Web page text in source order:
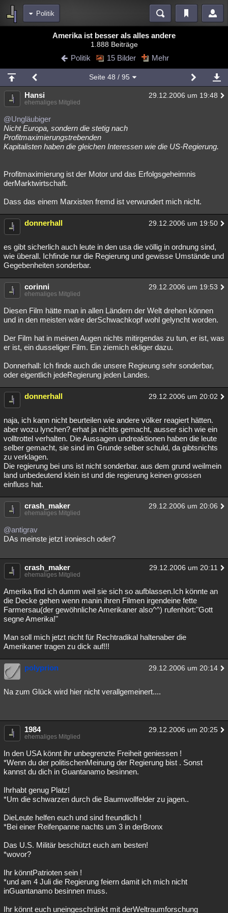
Politik
Blogs Videos
Chat Wiki Neuigkeiten
meine Rubriken
Menschen Mystery Kriminalfälle
Spiritualität
Natur Umfragen Unterhaltung
weitere Rubriken
Astronomie Helpdesk
Übersichten
Lesenswert Schlüsselwörter
Amerika ist besser als alles andere
1.888 Beiträge
Politik 15 Bilder Mehr
Seite 48 / 95
Hansi 29.12.2006 um 19:48
ehemaliges Mitglied
@Ungläubiger
Nicht Europa, sondern die stetig nach
Profitmaximierungstrebenden
Kapitalisten haben die gleichen Interessen wie die US-Regierung.
Profitmaximierung ist der Motor und das Erfolgsgeheimnis
derMarktwirtschaft.
Dass das einem Marxisten fremd ist verwundert mich nicht.
donnerhall 29.12.2006 um 19:50
es gibt sicherlich auch leute in den usa die völlig in ordnung sind,
wie überall. Ichfinde nur die Regierung und gewisse Umstände und
Gegebenheiten sonderbar.
corinni 29.12.2006 um 19:53
ehemaliges Mitglied
Diesen Film hätte man in allen Ländern der Welt drehen können
und in den meisten wäre derSchwachkopf wohl gelyncht worden.
Der Film hat in meinen Augen nichts mitirgendas zu tun, er ist, was
er ist, ein dusseliger Film. Ein ziemich ekliger dazu.
Donnerhall: Ich finde auch die unsere Regieung sehr sonderbar,
oder eigentlich jedeRegierung jeden Landes.
donnerhall 29.12.2006 um 20:02
naja, ich kann nicht beurteilen wie andere völker reagiert hätten.
aber wozu lynchen? erhat ja nichts gemacht, ausser sich wie ein
volltrottel verhalten. Die Aussagen undreaktionen haben die leute
selber gemacht, sie sind im Grunde selber schuld, da gibtsnichts
zu verklagen.
Die regierung bei uns ist nicht sonderbar. aus dem grund weilmein
land unbedeutend klein ist und die regierung keinen grossen
einfluss hat.
crash_maker 29.12.2006 um 20:06
ehemaliges Mitglied
@antigrav
DAs meinste jetzt ironiesch oder?
crash_maker 29.12.2006 um 20:11
ehemaliges Mitglied
Amerika find ich dumm weil sie sich so aufblassen.Ich könnte an
die Decke gehen wenn manin ihren Filmen irgendeine fette
Farmersau(der gewöhnliche Amerikaner also^^) rufenhört:"Gott
segne Amerika!"
Man soll mich jetzt nicht für Rechtradikal haltenaber die
Amerikaner tragen zu dick auf!!!
polyprion 29.12.2006 um 20:14
Na zum Glück wird hier nicht verallgemeinert....
1984 29.12.2006 um 20:25
ehemaliges Mitglied
In den USA könnt ihr unbegrenzte Freiheit geniessen !
*Wenn du der politischenMeinung der Regierung bist . Sonst
kannst du dich in Guantanamo besinnen.
Ihrhabt genug Platz!
*Um die schwarzen durch die Baumwollfelder zu jagen..
DieLeute helfen euch und sind freundlich !
*Bei einer Reifenpanne nachts um 3 in derBronx
Das U.S. Militär beschützt euch am besten!
*wovor?
Ihr könntPatrioten sein !
*und am 4 Juli die Regierung feiern damit ich mich nicht
inGuantanamo besinnen muss.
Ihr könnt euch uneingeschränkt mit derWeltraumforschung